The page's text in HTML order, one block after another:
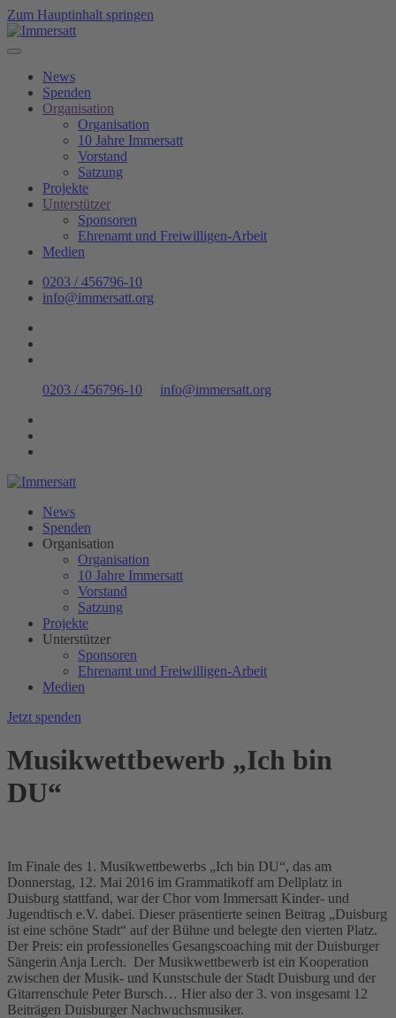
Zum Hauptinhalt springen
News
Spenden
Organisation
Organisation
10 Jahre Immersatt
Vorstand
Satzung
Projekte
Unterstützer
Sponsoren
Ehrenamt und Freiwilligen-Arbeit
Medien
0203 / 456796-10
info@immersatt.org
0203 / 456796-10 info@immersatt.org
News
Spenden
Organisation
Organisation
10 Jahre Immersatt
Vorstand
Satzung
Projekte
Unterstützer
Sponsoren
Ehrenamt und Freiwilligen-Arbeit
Medien
Jetzt spenden
Musikwettbewerb „Ich bin
DU“
Im Finale des 1. Musikwettbewerbs „Ich bin DU“, das am
Donnerstag, 12. Mai 2016 im Grammatikoff am Dellplatz in
Duisburg stattfand, war der Chor vom Immersatt Kinder- und
Jugendtisch e.V. dabei. Dieser präsentierte seinen Beitrag „Duisburg
ist eine schöne Stadt“ auf der Bühne und belegte den vierten Platz.
Der Preis: ein professionelles Gesangscoaching mit der Duisburger
Sängerin Anja Lerch. Der Musikwettbewerb ist ein Kooperation
zwischen der Musik- und Kunstschule der Stadt Duisburg und der
Gitarrenschule Peter Bursch… Hier also der 3. von insgesamt 12
Beiträgen Duisburger Nachwuchsmusiker.